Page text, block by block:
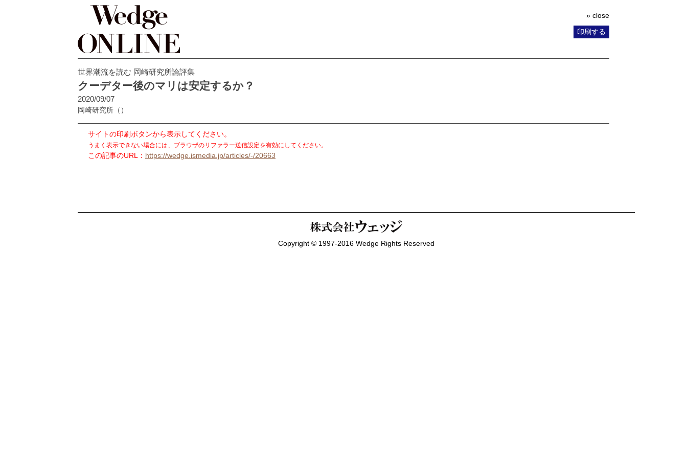
» close
印刷する
世界潮流を読む 岡崎研究所論評集
クーデター後のマリは安定するか？
2020/09/07
岡崎研究所 （）
サイトの印刷ボタンから表示してください。
うまく表示できない場合には、ブラウザのリファラー送信設定を有効にしてください。
この記事のURL： https://wedge.ismedia.jp/articles/-/20663
Copyright © 1997-2016 Wedge Rights Reserved